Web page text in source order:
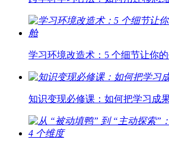
学习环境改造术：5 个细节让你
知识变现必修课：如何把学习成